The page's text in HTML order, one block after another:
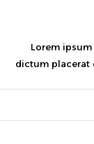
Lorem
dictum placerat